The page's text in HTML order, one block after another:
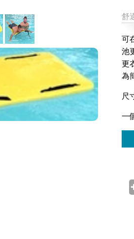
舒
可
池
更
為
尺
一